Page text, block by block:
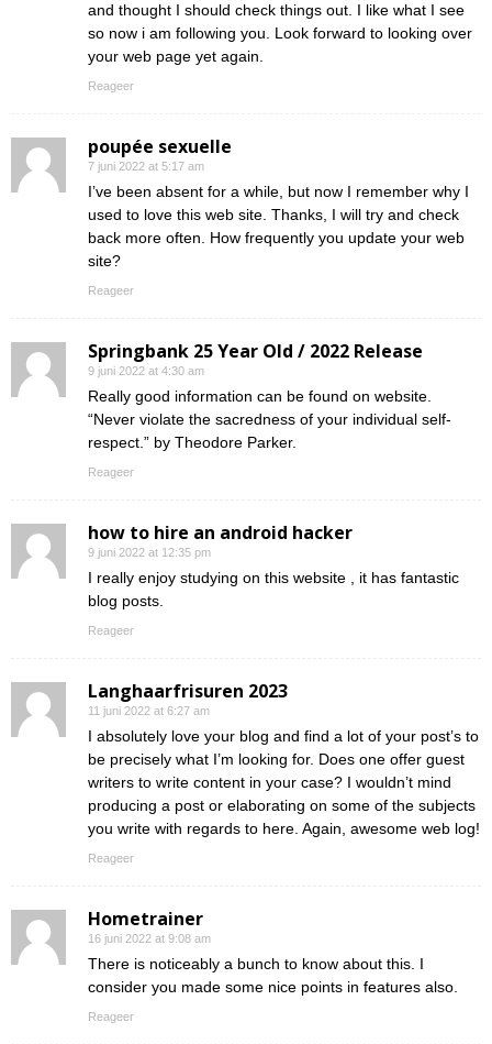
and thought I should check things out. I like what I see
so now i am following you. Look forward to looking over
your web page yet again.
Reageer
poupée sexuelle
7 juni 2022 at 5:17 am
I’ve been absent for a while, but now I remember why I
used to love this web site. Thanks, I will try and check
back more often. How frequently you update your web
site?
Reageer
Springbank 25 Year Old / 2022 Release
9 juni 2022 at 4:30 am
Really good information can be found on website.
“Never violate the sacredness of your individual self-
respect.” by Theodore Parker.
Reageer
how to hire an android hacker
9 juni 2022 at 12:35 pm
I really enjoy studying on this website , it has fantastic
blog posts.
Reageer
Langhaarfrisuren 2023
11 juni 2022 at 6:27 am
I absolutely love your blog and find a lot of your post’s to
be precisely what I’m looking for. Does one offer guest
writers to write content in your case? I wouldn’t mind
producing a post or elaborating on some of the subjects
you write with regards to here. Again, awesome web log!
Reageer
Hometrainer
16 juni 2022 at 9:08 am
There is noticeably a bunch to know about this. I
consider you made some nice points in features also.
Reageer